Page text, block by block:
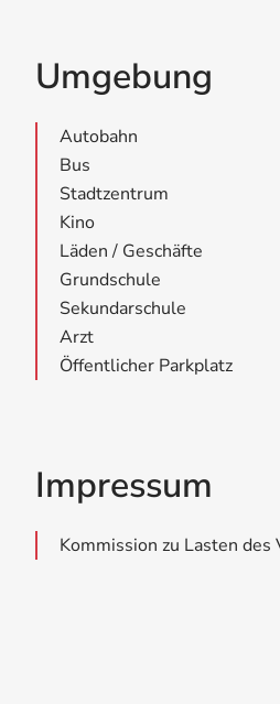
Umgebung
Autobahn
Bus
Stadtzentrum
Kino
Läden / Geschäfte
Grundschule
Sekundarschule
Arzt
Öffentlicher Parkplatz
Impressum
Kommission zu Lasten des